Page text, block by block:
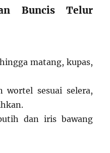
Buncis Telur
matang, kupas,
wortel sesuai selera,
dan iris bawang